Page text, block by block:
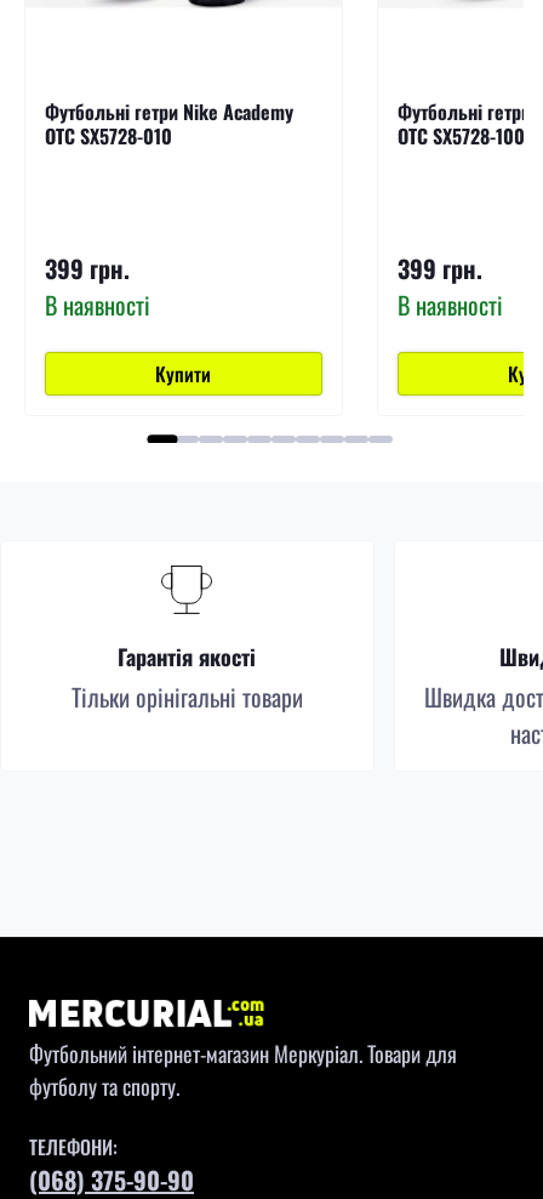
Футбольні гетри Nike Academy
OTC SX5728-010
399 грн.
В наявності
Купити
Футбольні гетри
OTC SX5728-100
399 грн.
В наявності
Гарантія якості
Тільки орінігальні товари
Швидка
Футбольний інтернет-магазин Меркуріал. Товари для
футболу та спорту.
ТЕЛЕФОНИ:
(068) 375-90-90